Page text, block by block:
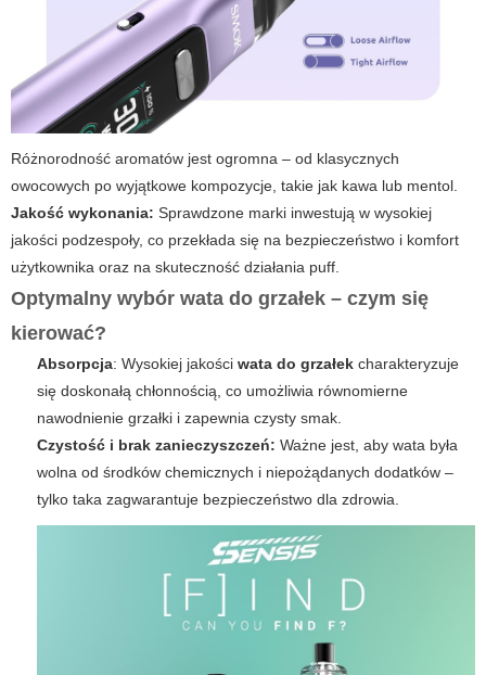
Różnorodność aromatów jest ogromna – od klasycznych
owocowych po wyjątkowe kompozycje, takie jak kawa lub mentol.
Jakość wykonania: Sprawdzone marki inwestują w wysokiej
jakości podzespoły, co przekłada się na bezpieczeństwo i komfort
użytkownika oraz na skuteczność działania puff
Optymalny wybór wata do grzałek – czym się
kierować?
Absorpcja: Wysokiej jakości wata do grzałek charakteryzuje
się doskonałą chłonnością, co umożliwia równomierne
nawodnienie grzałki i zapewnia czysty smak.
Czystość i brak zanieczyszczeń: Ważne jest, aby wata była
wolna od środków chemicznych i niepożądanych dodatków –
tylko taka zagwarantuje bezpieczeństwo dla zdrowia.